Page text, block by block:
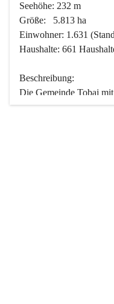
Seehöhe: 232 m
Größe:   5.813 ha
Einwohner: 1.631
Haushalte: 661
Beschreibung:
Die Gemeinde Tobaj
Deutsch